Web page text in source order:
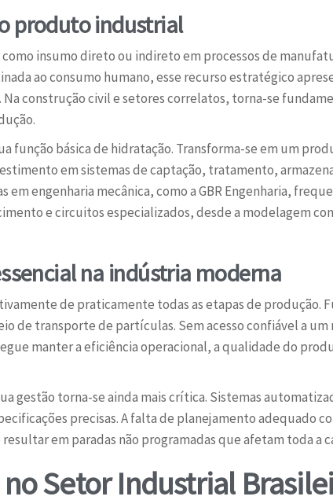
produto industrial
insumo direto ou indireto em processos de
ao consumo humano, esse recurso estratégico
Na construção civil e setores correlatos, torna-se
função básica de hidratação. Transforma-se em um
em sistemas de captação, tratamento,
em engenharia mecânica, como a GBR Engenharia,
e circuitos especializados, desde a modelagem
na indústria moderna
de praticamente todas as etapas de produção.
de transporte de partículas. Sem acesso confiável a
manter a eficiência operacional, a qualidade do
gestão torna-se ainda mais crítica. Sistemas
precisas. A falta de planejamento adequado
em paradas não programadas que afetam toda a
no Setor Industrial